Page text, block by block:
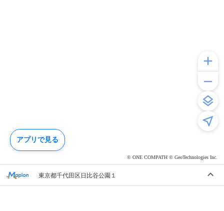
© ONE COMPATH © GeoTechnologies Inc.
東京都千代田区日比谷公園１
アプリで見る